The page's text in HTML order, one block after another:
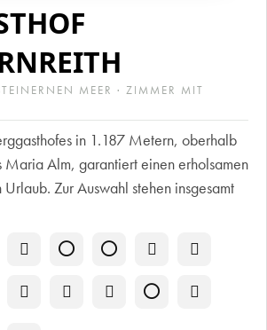
MEER · ZIMMER MIT
in 1.187 Metern, oberhalb
Alm, garantiert einen erholsamen
Zur Auswahl stehen insgesamt